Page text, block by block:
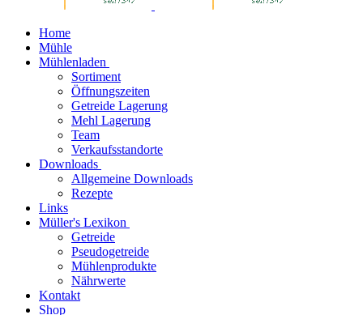
Home
Mühle
Mühlenladen
Sortiment
Öffnungszeiten
Getreide Lagerung
Mehl Lagerung
Team
Verkaufsstandorte
Downloads
Allgemeine Downloads
Rezepte
Links
Müller's Lexikon
Getreide
Pseudogetreide
Mühlenprodukte
Nährwerte
Kontakt
Shop